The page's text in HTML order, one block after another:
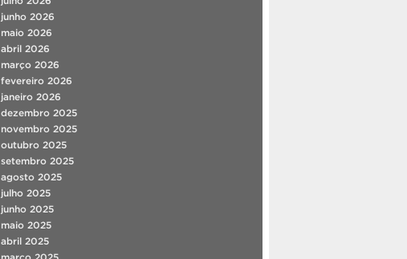
junho 2026
maio 2026
abril 2026
março 2026
fevereiro 2026
janeiro 2026
dezembro 2025
novembro 2025
outubro 2025
setembro 2025
agosto 2025
julho 2025
junho 2025
maio 2025
abril 2025